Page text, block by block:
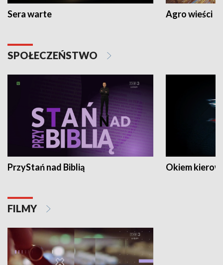
Sera warte Agro wieści
SPOŁECZEŃSTWO
PrzyStań nad Biblią Okiem
FILMY